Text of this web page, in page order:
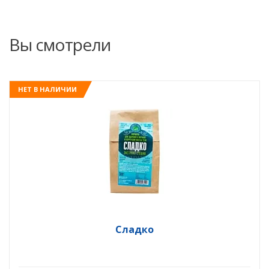
Вы смотрели
НЕТ В НАЛИЧИИ
Сладко